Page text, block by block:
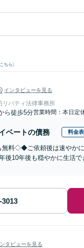
こちら)
インタビューを見る
リバティ法律事務所
ら徒歩5分営業時間：本日定
ベートの債務 料金
料◇◆ご依頼後は速やかに
後10年後も穏やかに生活
タビューを見る